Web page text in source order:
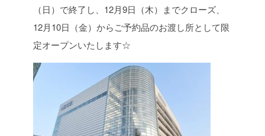
（日）で終了し、12月9日（木）までクローズ、
12月10日（金）からご予約品のお渡し所として限
定オープンいたします☆